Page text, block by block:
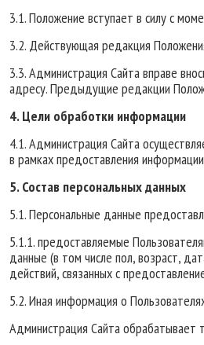
3.1. Положение вступает в силу с
3.2. Действующая редакция
3.3. Администрация Сайта вправе
адресу. Предыдущие редакции
4. Цели обработки информации
4.1. Администрация Сайта
в рамках предоставления
5. Состав персональных данных
5.1. Персональные данные
5.1.1. предоставляемые
данные (в том числе пол, возраст,
действий, связанных с
5.2. Иная информация о
Администрация Сайта обрабатывает